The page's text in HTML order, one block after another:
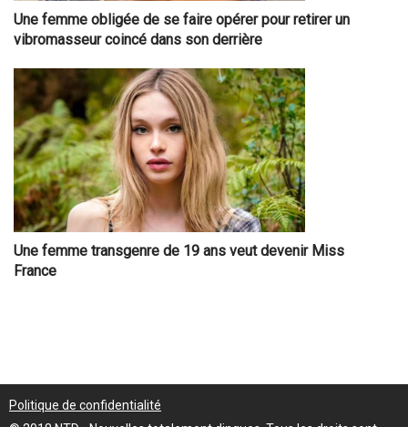
Une femme obligée de se faire opérer pour retirer un
vibromasseur coincé dans son derrière
Une femme transgenre de 19 ans veut devenir Miss
France
Politique de confidentialité